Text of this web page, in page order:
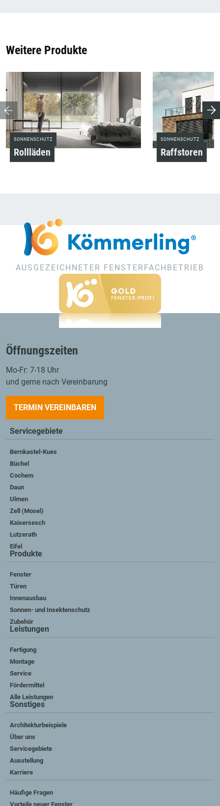
Weitere Produkte
SONNENSCHUTZ
Rollläden
SONNENSCHUTZ
Raffstoren
AUSGEZEICHNETER FENSTERFACHBETRIEB
Öffnungszeiten
Mo-Fr: 7-18 Uhr
und gerne nach Vereinbarung
TERMIN VEREINBAREN
Servicegebiete
Bernkastel-Kues
Büchel
Cochem
Daun
Ulmen
Zell (Mosel)
Kaisersesch
Lutzerath
Eifel
Produkte
Fenster
Türen
Innenausbau
Sonnen- und Insektenschutz
Zubehör
Leistungen
Fertigung
Montage
Service
Fördermittel
Alle Leistungen
Sonstiges
Architekturbeispiele
Über uns
Servicegebiete
Ausstellung
Karriere
Häufige Fragen
Vorteile neuer Fenster